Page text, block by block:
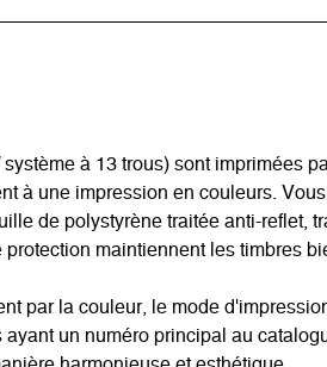
à 13 trous) sont
à une impression en couleurs.
de polystyrène traitée anti-
maintiennent les timbres
par la couleur, le mode
un numéro principal au